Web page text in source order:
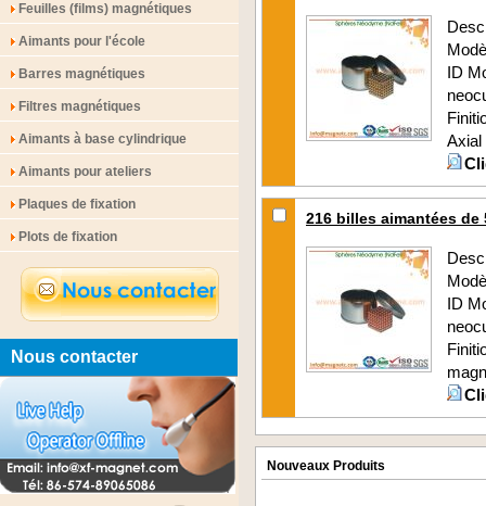
Feuilles (films) magnétiques
Aimants pour l'école
Barres magnétiques
Filtres magnétiques
Aimants à base cylindrique
Aimants pour ateliers
Plaques de fixation
Plots de fixation
Nous contacter
ID
Axial
216 billes aimantées de
ID
Nouveaux Produits